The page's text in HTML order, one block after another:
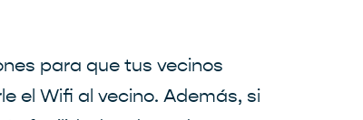
para que tus vecinos
el Wifi al vecino. Además, si